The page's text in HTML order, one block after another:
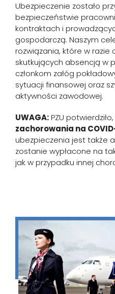
Ubezpieczenie zostało
bezpieczeństwie
kontraktach i
gospodarczą. Naszym
rozwiązania, które w razie
skutkujących absencją w
członkom załóg
sytuacji finansowej oraz
aktywności zawodowej.
UWAGA:PZU
zachorowania na
ubezpieczenia jest także
zostanie wypłacone na
jak w przypadku innej